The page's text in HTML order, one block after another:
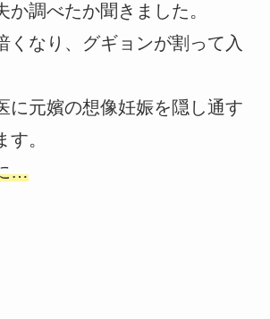
か調べたか聞きました。
くなり、グギョンが割って入
に元嬪の想像妊娠を隠し通す
。
…